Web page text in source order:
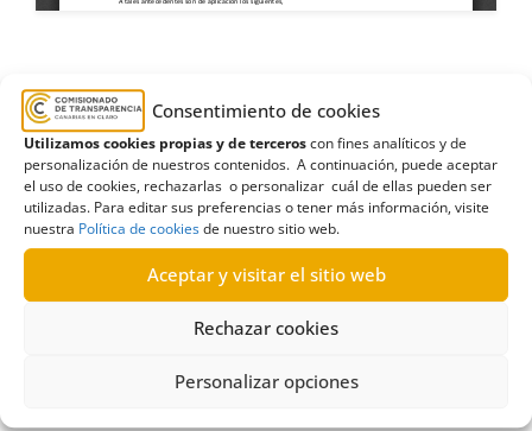
Consentimiento de cookies
Utilizamos cookies propias y de terceroscon fines analíticos y de
personalización de nuestros contenidos. A continuación, puede aceptar
el uso de cookies, rechazarlas o personalizar cuál de ellas pueden ser
utilizadas. Para editar sus preferencias o tener más información, visite
nuestra Política de cookiesde nuestro sitio web.
Aceptar y visitar el sitio web
Rechazar cookies
Personalizar opciones
Ayuntamiento Ayuntamiento de Haría
denuncias recibidas
Expediente administrativo
infracción,Ordenanza de protección animal,
PACMA,Partido Animalista con el Medio Ambiente,
protección animal